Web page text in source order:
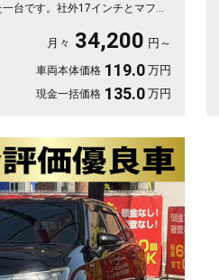
台です。社外17インチとマフラ
ックカメラで初めての道も安
休日は荷物を積んでロングドラ
年保証付》💫
月々 34,200 円～
車両本体価格 119.0 万円
現金一括価格 135.0 万円